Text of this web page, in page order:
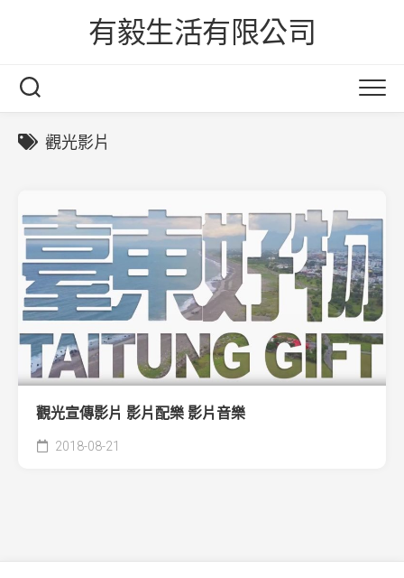
有毅生活有限公司
觀光影片
觀光宣傳影片 影片配樂 影片音樂
2018-08-21